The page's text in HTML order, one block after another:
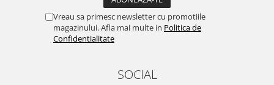
Vreau sa primesc newsletter cu promotiile
magazinului. Afla mai multe in Politica de
Confidentialitate
SOCIAL